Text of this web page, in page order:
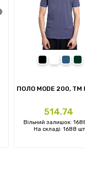
ПОЛО MODE 200, TM
Ціна
514.74
Вільний залишок:
На складі: 1688